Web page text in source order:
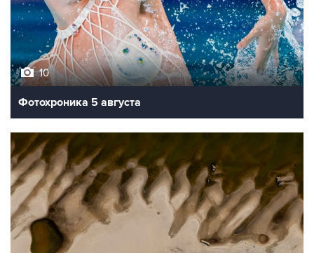
10
Фотохроника 5 августа